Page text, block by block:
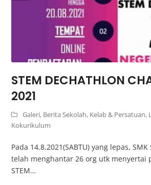
STEM DECHATHLON
2021
Galeri, Berita Sekolah, Kelab & Persatuan,
Kokurikulum
Pada 14.8.2021(SABTU) yang lepas, SMK
telah menghantar 26 org utk menyertai
STEM…